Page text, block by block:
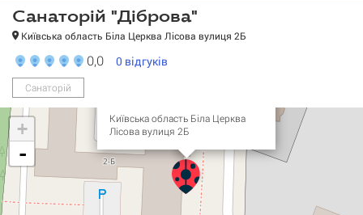
Cанаторій "Діброва"
Київська область Біла Церква Лісова вулиця 2Б
0,0 0 відгуків
Санаторій
Київська область Біла Церква
Лісова вулиця 2Б
+
-